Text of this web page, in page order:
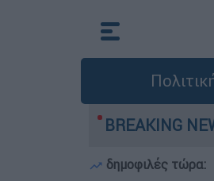
BREAKING
- Νοσηλευόταν στη
δημοφιλές τώρα: